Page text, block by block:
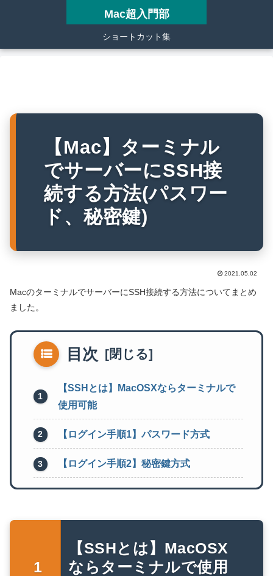
Mac超入門部
ショートカット集
【Mac】ターミナル
でサーバーにSSH接
続する方法(パスワー
ド、秘密鍵)
2021.05.02
MacのターミナルでサーバーにSSH接続する方法についてまとめ
ました。
目次
【SSHとは】MacOSXならターミナルで
使用可能
【ログイン手順1】パスワード方式
【ログイン手順2】秘密鍵方式
【SSHとは】MacOSX
ならターミナルで使用